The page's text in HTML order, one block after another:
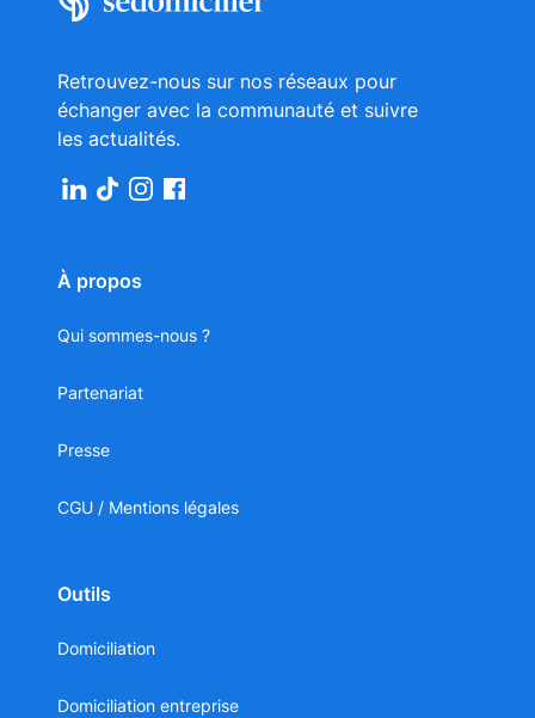
Retrouvez-nous sur nos réseaux pour
échanger avec la communauté et suivre
les actualités.
À propos
Qui sommes-nous ?
Partenariat
Presse
CGU / Mentions légales
Outils
Domiciliation
Domiciliation entreprise